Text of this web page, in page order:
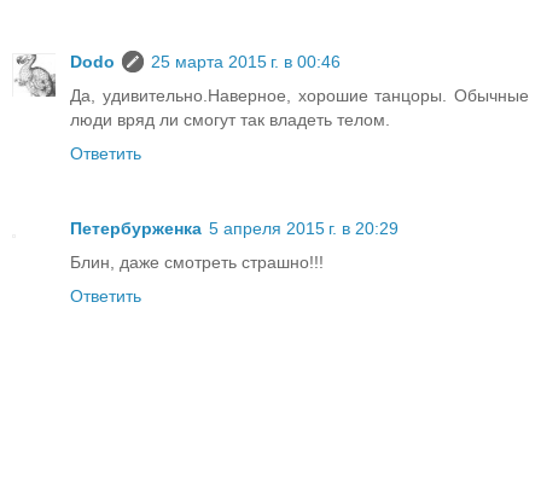
Dodo
25 марта 2015 г. в 00:46
Да, удивительно.Наверное, хорошие танцоры. Обычные
люди вряд ли смогут так владеть телом.
Ответить
Петербурженка 5 апреля 2015 г. в 20:29
Блин, даже смотреть страшно!!!
Ответить